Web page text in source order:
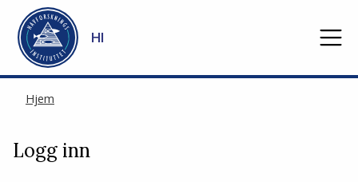
Gå til hovedinnhold
HI
Hjem
Logg inn